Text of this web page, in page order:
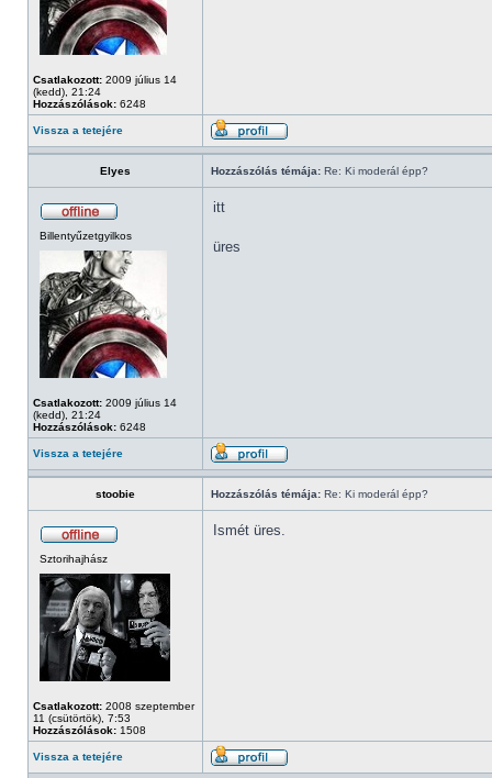
Csatlakozott: 2009 július 14
(kedd), 21:24
Hozzászólások: 6248
Vissza a tetejére
Elyes Hozzászólás témája: Re: Ki moderál épp?
Billentyűzetgyilkos
Csatlakozott: 2009 július 14
(kedd), 21:24
Hozzászólások: 6248
itt
üres
Vissza a tetejére
stoobie Hozzászólás témája: Re: Ki moderál épp?
Sztorihajhász
Csatlakozott: 2008 szeptember
11 (csütörtök), 7:53
Hozzászólások: 1508
Ismét üres.
Vissza a tetejére